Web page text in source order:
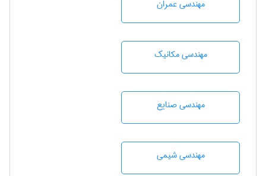
مهندسی عمران
مهندسی مکانیک
مهندسی صنايع
مهندسي شيمی